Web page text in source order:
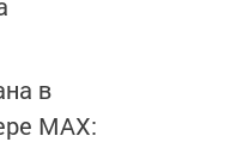
в
MАХ: